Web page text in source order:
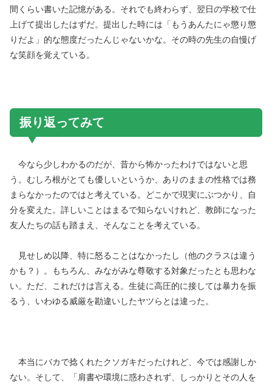
間くらい書いた記憶がある。それでも終わらず、翌日の学校で仕
上げて提出したはずだ。提出した時には「もうあんたにゃ懲り懲
りだよ」的な態度だったんじゃないかな。その時の先生の自慢げ
な笑顔を覚えている。
振り返ってみて
今なら少しわかるのだが、昔から怖かったわけではないと思
う。むしろ根がとても優しいというか、ありのままの性格では務
まらなかったのではと考えている。どこかで現実にぶつかり、自
分を変えた。詳しいことはまるで知らないけれど、教師になった
友人たちの話も踏まえ、そんなことを考えている。
見せしめ以降、特に怒ることはなかったし（他のクラスは違う
かも？）。もちろん、みながみな尊敬する対象だったとも思わな
い。ただ、これだけは言える。生徒に高圧的に接しては暴力を振
るう、いわゆる威厳を勘違いしたヤツらとは違った。
本当にバカで捻くれたクソガキだったけれど、今では感謝しか
ない。そして、「肩書や環境に惑わされず、しっかりとその人を